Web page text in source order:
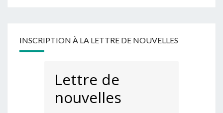
INSCRIPTION À LA LETTRE DE NOUVELLES
Lettre de
nouvelles